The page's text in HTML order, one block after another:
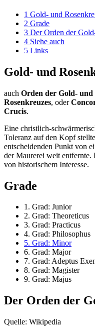
1 Gold- und
2 Grade
3 Der Orden der
4 Siehe auch
5 Links
Gold- und
auch Orden der Gold- und
Rosenkreuzes, oder
Crucis.
Eine christlich-
Toleranz auf den Kopf
entscheidenden Punkt von
der Maurerei weit entfernte.
von historischem Interesse.
Grade
1. Grad: Junior
2. Grad: Theoreticus
3. Grad: Practicus
4. Grad: Philosophus
5. Grad: Minor
6. Grad: Major
7. Grad: Adeptus
8. Grad: Magister
9. Grad: Majus
Der Orden der
Quelle: Wikipedia